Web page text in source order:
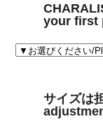
your first
サイズは